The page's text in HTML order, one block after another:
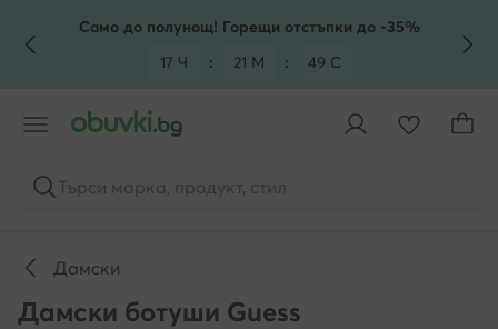
КЪМ ОСНОВНОТО СЪДЪРЖАНИЕ
КЪМ ТЪРСЕНЕ
Само до полунощ! Горещи отстъпки до -35%
17 Ч
: 21 М : 48 С
Търси марка, продукт, стил
Дамски
Дамски ботуши Guess